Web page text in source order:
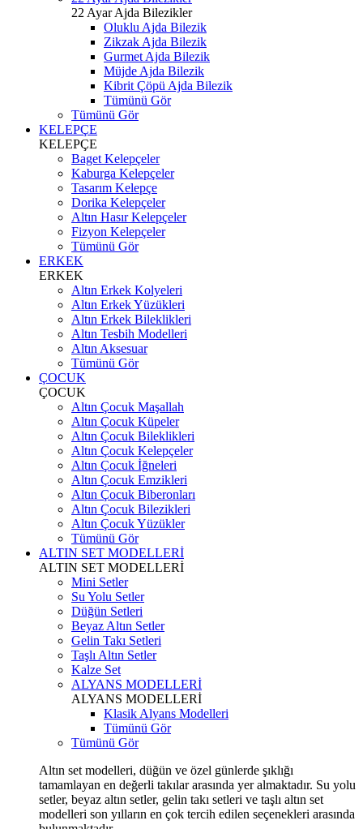
22 Ayar Ajda Bilezikler
Oluklu Ajda Bilezik
Zikzak Ajda Bilezik
Gurmet Ajda Bilezik
Müjde Ajda Bilezik
Kibrit Çöpü Ajda Bilezik
Tümünü Gör
Tümünü Gör
KELEPÇE
KELEPÇE
Baget Kelepçeler
Kaburga Kelepçeler
Tasarım Kelepçe
Dorika Kelepçeler
Altın Hasır Kelepçeler
Fizyon Kelepçeler
Tümünü Gör
ERKEK
ERKEK
Altın Erkek Kolyeleri
Altın Erkek Yüzükleri
Altın Erkek Bileklikleri
Altın Tesbih Modelleri
Altın Aksesuar
Tümünü Gör
ÇOCUK
ÇOCUK
Altın Çocuk Maşallah
Altın Çocuk Küpeler
Altın Çocuk Bileklikleri
Altın Çocuk Kelepçeler
Altın Çocuk İğneleri
Altın Çocuk Emzikleri
Altın Çocuk Biberonları
Altın Çocuk Bilezikleri
Altın Çocuk Yüzükler
Tümünü Gör
ALTIN SET MODELLERİ
ALTIN SET MODELLERİ
Mini Setler
Su Yolu Setler
Düğün Setleri
Beyaz Altın Setler
Gelin Takı Setleri
Taşlı Altın Setler
Kalze Set
ALYANS MODELLERİ
ALYANS MODELLERİ
Klasik Alyans Modelleri
Tümünü Gör
Tümünü Gör
Altın set modelleri, düğün ve özel günlerde şıklığı
tamamlayan en değerli takılar arasında yer almaktadır. Su yolu
setler, beyaz altın setler, gelin takı setleri ve taşlı altın set
modelleri son yılların en çok tercih edilen seçenekleri arasında